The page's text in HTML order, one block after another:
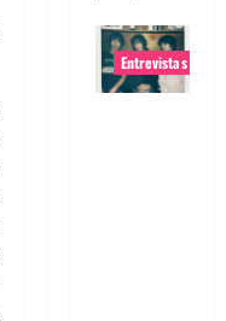
Entrevistas